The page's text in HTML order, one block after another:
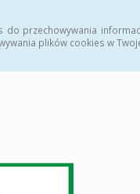
przechowywania
plików cookies w